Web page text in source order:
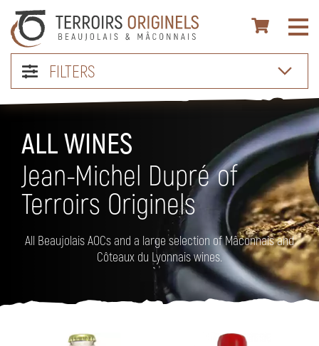
FILTERS
ALL WINES
Jean-Michel Dupré of
Terroirs Originels
All Beaujolais AOCs and a large selection of Mâconnais and
Côteaux du Lyonnais wines.